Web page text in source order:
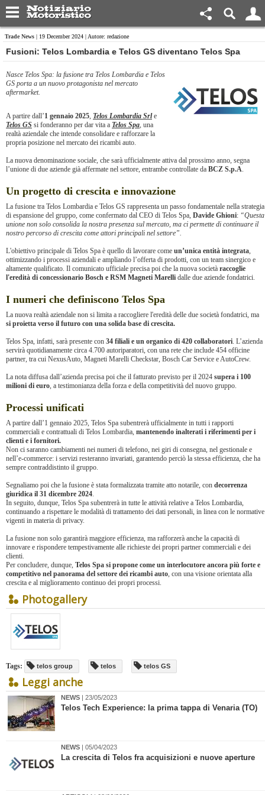
Trade News | 19 December 2024 | Autore: redazione
Fusioni: Telos Lombardia e Telos GS diventano Telos Spa
Nasce Telos Spa: la fusione tra Telos Lombardia e Telos
GS porta a un nuovo protagonista nel mercato
aftermarket.
A partire dall’1 gennaio 2025, Telos Lombardia Srle
Telos GS si fonderanno per dar vita a Telos Spa, una
realtà aziendale che intende consolidare e rafforzare la
propria posizione nel mercato dei ricambi auto.
La nuova denominazione sociale, che sarà ufficialmente attiva dal prossimo anno, segna
l’unione di due aziende già affermate nel settore, entrambe controllate da BCZ S.p.A.
Un progetto di crescita e innovazione
La fusione tra Telos Lombardia e Telos GS rappresenta un passo fondamentale nella strategia
di espansione del gruppo, come confermato dal CEO di Telos Spa, Davide Ghioni: “Questa
unione non solo consolida la nostra presenza sul mercato, ma ci permette di continuare il
nostro percorso di crescita come attori principali nel settore”.
L'obiettivo principale di Telos Spa è quello di lavorare come un’unica entità integrata,
ottimizzando i processi aziendali e ampliando l’offerta di prodotti, con un team sinergico e
altamente qualificato. Il comunicato ufficiale precisa poi che la nuova società raccoglie
l'eredità di concessionario Bosch e RSM Magneti Marelli dalle due aziende fondatrici.
I numeri che definiscono Telos Spa
La nuova realtà aziendale non si limita a raccogliere l'eredità delle due società fondatrici, ma
si proietta verso il futuro con una solida base di crescita.
Telos Spa, infatti, sarà presente con 34 filiali e un organico di 420 collaboratori. L’azienda
servirà quotidianamente circa 4.700 autoriparatori, con una rete che include 454 officine
partner, tra cui NexusAuto, Magneti Marelli Checkstar, Bosch Car Service e AutoCrew.
La nota diffusa dall’azienda precisa poi che il fatturato previsto per il 2024 supera i 100
milioni di euro, a testimonianza della forza e della competitività del nuovo gruppo.
Processi unificati
A partire dall’1 gennaio 2025, Telos Spa subentrerà ufficialmente in tutti i rapporti
commerciali e contrattuali di Telos Lombardia, mantenendo inalterati i riferimenti per i
clienti e i fornitori.
Non ci saranno cambiamenti nei numeri di telefono, nei giri di consegna, nel gestionale e
nell’e-commerce: i servizi resteranno invariati, garantendo perciò la stessa efficienza, che ha
sempre contraddistinto il gruppo.
Segnaliamo poi che la fusione è stata formalizzata tramite atto notarile, con decorrenza
giuridica il 31 dicembre 2024.
In seguito, dunque, Telos Spa subentrerà in tutte le attività relative a Telos Lombardia,
continuando a rispettare le modalità di trattamento dei dati personali, in linea con le normative
vigenti in materia di privacy.
La fusione non solo garantirà maggiore efficienza, ma rafforzerà anche la capacità di
innovare e rispondere tempestivamente alle richieste dei propri partner commerciali e dei
clienti.
Per concludere, dunque, Telos Spa si propone come un interlocutore ancora più forte e
competitivo nel panorama del settore dei ricambi auto, con una visione orientata alla
crescita e al miglioramento continuo dei propri processi.
Photogallery
Tags: telos group telos telos GS
Leggi anche
NEWS | 23/05/2023
Telos Tech Experience: la prima tappa di Venaria (TO)
NEWS | 05/04/2023
La crescita di Telos fra acquisizioni e nuove aperture